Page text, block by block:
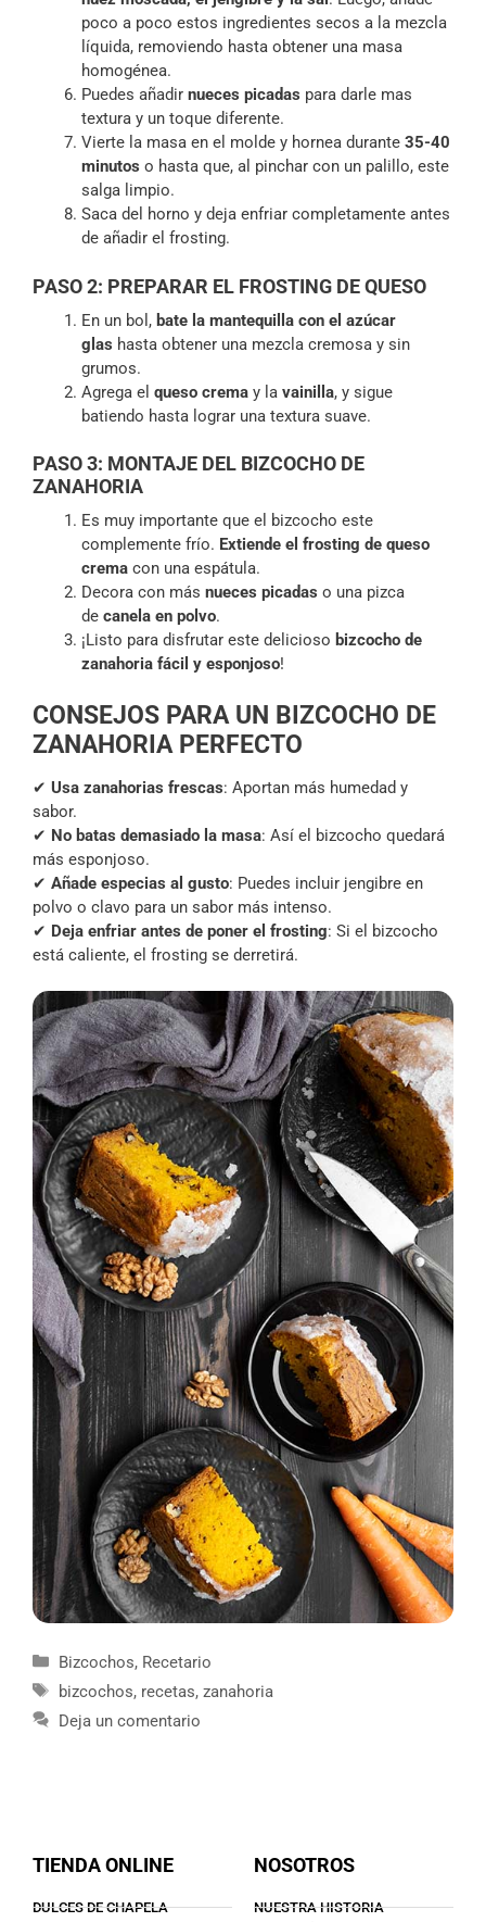
poco a poco estos ingredientes secos a la mezcla
líquida, removiendo hasta obtener una masa
homogénea.
Puedes añadir nueces picadas para darle mas
textura y un toque diferente.
Vierte la masa en el molde y hornea durante 35-40
minutos o hasta que, al pinchar con un palillo, este
salga limpio.
Saca del horno y deja enfriar completamente antes
de añadir el frosting.
PASO 2: PREPARAR EL FROSTING DE QUESO
En un bol, bate la mantequilla con el azúcar
glas hasta obtener una mezcla cremosa y sin
grumos.
Agrega el queso crema y la vainilla, y sigue
batiendo hasta lograr una textura suave.
PASO 3: MONTAJE DEL BIZCOCHO DE
ZANAHORIA
Es muy importante que el bizcocho este
complemente frío. Extiende el frosting de queso
crema con una espátula.
Decora con más nueces picadas o una pizca
de canela en polvo.
¡Listo para disfrutar este delicioso bizcocho de
zanahoria fácil y esponjoso!
CONSEJOS PARA UN BIZCOCHO DE
ZANAHORIA PERFECTO
✔ Usa zanahorias frescas: Aportan más humedad y
sabor.
✔ No batas demasiado la masa: Así el bizcocho quedará
más esponjoso.
✔ Añade especias al gusto: Puedes incluir jengibre en
polvo o clavo para un sabor más intenso.
✔ Deja enfriar antes de poner el frosting: Si el bizcocho
está caliente, el frosting se derretirá.
Bizcochos, Recetario
bizcochos, recetas, zanahoria
Deja un comentario
TIENDA ONLINE
DULCES DE CHAPELA
NOSOTROS
NUESTRA HISTORIA